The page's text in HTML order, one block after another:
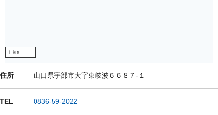
住所 山口県宇部市大字東岐波６６８７-１
TEL 0836-59-2022
1 km